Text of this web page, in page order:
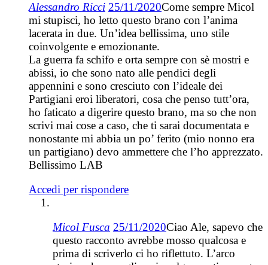
Alessandro Ricci 25/11/2020Come sempre Micol
mi stupisci, ho letto questo brano con l’anima
lacerata in due. Un’idea bellissima, uno stile
coinvolgente e emozionante.
La guerra fa schifo e orta sempre con sè mostri e
abissi, io che sono nato alle pendici degli
appennini e sono cresciuto con l’ideale dei
Partigiani eroi liberatori, cosa che penso tutt’ora,
ho faticato a digerire questo brano, ma so che non
scrivi mai cose a caso, che ti sarai documentata e
nonostante mi abbia un po’ ferito (mio nonno era
un partigiano) devo ammettere che l’ho apprezzato.
Bellissimo LAB
Accedi per rispondere
Micol Fusca 25/11/2020Ciao Ale, sapevo che
questo racconto avrebbe mosso qualcosa e
prima di scriverlo ci ho riflettuto. L’arco